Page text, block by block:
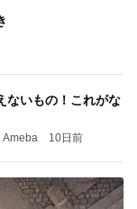
ないもの！これがな
Ameba 10日前